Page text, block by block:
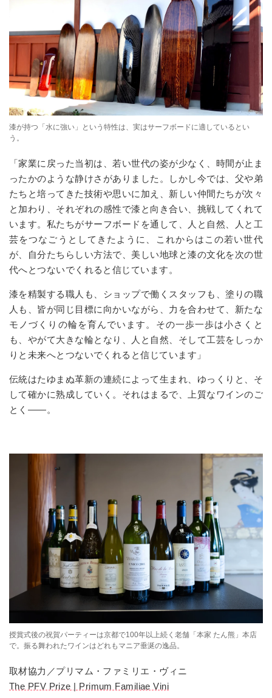
漆が持つ「水に強い」という特性は、実はサーフボードに適しているとい
う。
「家業に戻った当初は、若い世代の姿が少なく、時間が止ま
ったかのような静けさがありました。しかし今では、父や弟
たちと培ってきた技術や思いに加え、新しい仲間たちが次々
と加わり、それぞれの感性で漆と向き合い、挑戦してくれて
います。私たちがサーフボードを通して、人と自然、人と工
芸をつなごうとしてきたように、これからはこの若い世代
が、自分たちらしい方法で、美しい地球と漆の文化を次の世
代へとつないでくれると信じています。
漆を精製する職人も、ショップで働くスタッフも、塗りの職
人も、皆が同じ目標に向かいながら、力を合わせて、新たな
モノづくりの輪を育んでいます。その一歩一歩は小さくと
も、やがて大きな輪となり、人と自然、そして工芸をしっか
りと未来へとつないでくれると信じています」
伝統はたゆまぬ革新の連続によって生まれ、ゆっくりと、そ
して確かに熟成していく。それはまるで、上質なワインのご
とく――。
授賞式後の祝賀パーティーは京都で100年以上続く老舗「本家 たん熊」本店
で。振る舞われたワインはどれもマニア垂涎の逸品。
取材協力／プリマム・ファミリエ・ヴィニ
The PFV Prize | Primum Familiae Vini